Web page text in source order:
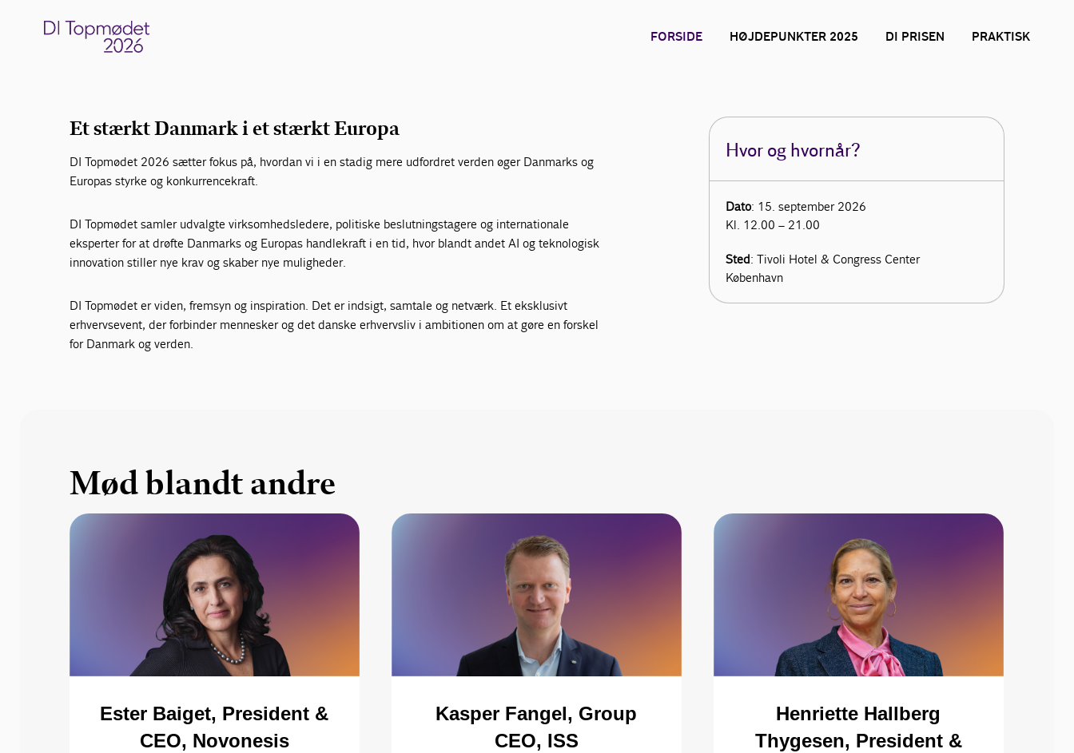
FORSIDE HØJDEPUNKTER 2025 DI PRISEN PRAKTISK
Danmarks vigtigste erhvervsevent afholdes tirsdag den 15. september 2026 i Tivoli
Et stærkt Danmark i et stærkt Europa
DI Topmødet 2026 sætter fokus på, hvordan vi i en stadig mere udfordret verden øger Danmarks og
Europas styrke og konkurrencekraft.
DI Topmødet samler udvalgte virksomhedsledere, politiske beslutningstagere og internationale
eksperter for at drøfte Danmarks og Europas handlekraft i en tid, hvor blandt andet AI og teknologisk
innovation stiller nye krav og skaber nye muligheder.
DI Topmødet er viden, fremsyn og inspiration. Det er indsigt, samtale og netværk. Et eksklusivt
erhvervsevent, der forbinder mennesker og det danske erhvervsliv i ambitionen om at gøre en forskel
for Danmark og verden.
Hvor og hvornår?
Dato: 15. september 2026
Kl. 12.00 – 21.00
Sted: Tivoli Hotel & Congress Center
København
Mød blandt andre
Ester Baiget, President &
CEO, Novonesis
Kasper Fangel, Group
CEO, ISS
Henriette Hallberg
Thygesen, President &